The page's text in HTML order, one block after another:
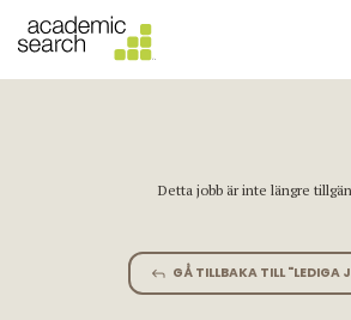
Detta jobb är inte längre
GÅ TILLBAKA TILL "LEDIGA